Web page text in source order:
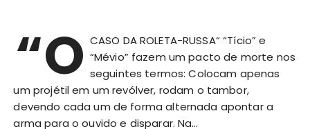
“O CASO DA ROLETA-RUSSA“ “Tício” e
“Mévio” fazem um pacto de morte nos
seguintes termos: Colocam apenas
um projétil em um revólver, rodam o tambor,
devendo cada um de forma alternada apontar a
arma para o ouvido e disparar. Na…